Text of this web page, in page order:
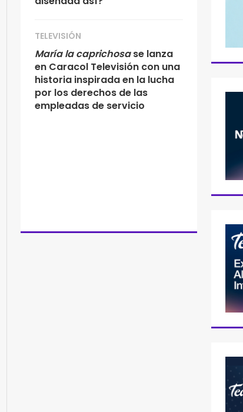
TELEVISIÓN
María la caprichosase lanza
en Caracol Televisión con una
historia inspirada en la lucha
por los derechos de las
empleadas de servicio